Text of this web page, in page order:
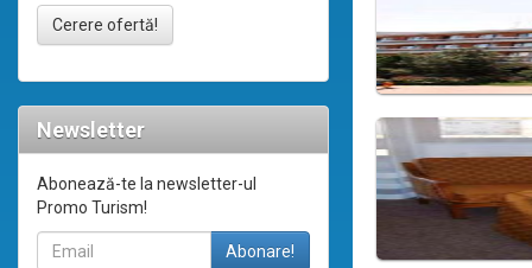
Cerere ofertă!
Newsletter
Abonează-te la newsletter-ul
Promo Turism!